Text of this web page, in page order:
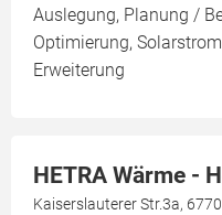
Auslegung, Planung /
Optimierung,
Erweiterung
HETRA Wärme -
Kaiserslauterer Str.3a,